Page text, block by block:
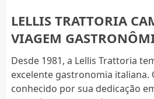
LELLIS TRATTORIA
VIAGEM
Desde 1981, a Lellis Trattoria
excelente gastronomia italiana.
conhecido por sua dedicação